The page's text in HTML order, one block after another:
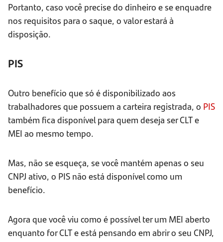
Portanto, caso você precise do dinheiro e se enquadre
nos requisitos para o saque, o valor estará à
disposição.
PIS
Outro benefício que só é disponibilizado aos
trabalhadores que possuem a carteira registrada, o PIS
também fica disponível para quem deseja ser CLT e
MEI ao mesmo tempo.
Mas, não se esqueça, se você mantém apenas o seu
CNPJ ativo, o PIS não está disponível como um
benefício.
Agora que você viu como é possível ter um MEI aberto
enquanto for CLT e está pensando em abrir o seu CNPJ,